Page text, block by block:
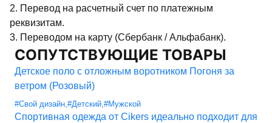
2. Перевод на расчетный счет по платежным
реквизитам.
3. Переводом на карту (Сбербанк / Альфабанк).
СОПУТСТВУЮЩИЕ ТОВАРЫ
Детское поло с отложным воротником Погоня за
ветром (Розовый)
#Свой дизайн,#Детский,#Мужской
Спортивная одежда от Cikers идеально подходит для